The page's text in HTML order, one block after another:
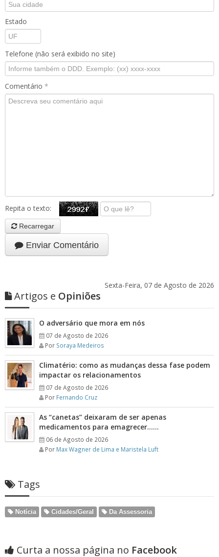
Estado
Telefone (não será exibido no site)
Comentário *
Repita o texto:
Recarregar
Enviar Comentário
Sexta-Feira, 07 de Agosto de 2026
Artigos e Opiniões
O adversário que mora em nós
07 de Agosto de 2026
Por Soraya Medeiros
Climatério: como as mudanças dessa fase podem
impactar os relacionamentos
07 de Agosto de 2026
Por Fernando Cruz
As “canetas” deixaram de ser apenas
medicamentos para emagrecer……
06 de Agosto de 2026
Por Max Wagner de Lima e Maristela Luft
Tags
Notícia Cidades/Geral Da Assessoria
Curta a nossa página no Facebook